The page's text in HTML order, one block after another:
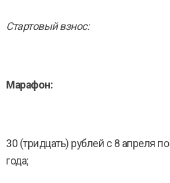
Стартовый взнос:
Марафон:
30 (тридцать) рублей с 8 апреля
года;